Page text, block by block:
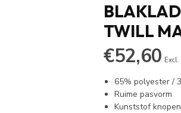
TWILL
€52,60
65% polyester /
Ruime pasvorm
Kunststof knopen